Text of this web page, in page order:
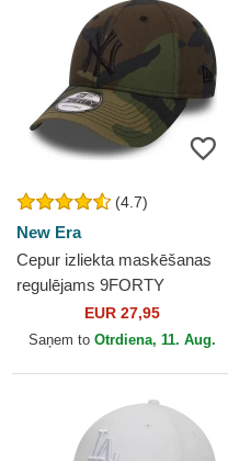
(4.7)
New Era
Cepur izliekta maskēšanas
regulējams 9FORTY
Essential no New York
Yankees MLB no New Era
EUR 27,95
Saņem to Otrdiena, 11. Aug.